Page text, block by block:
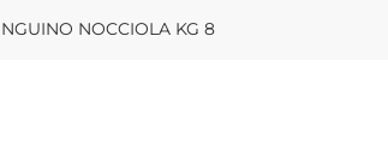
NOCCIOLA KG 8